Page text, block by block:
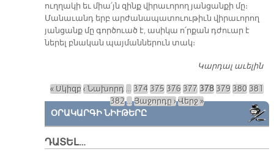
ուղղակի եւ միա՛յն զինք վիրաւորող յանցանքի մը։
Մանաւանդ երբ արժանապատուութիւն վիրաւորող
յանցանք մը գործուած է, ասիկա ո՛րքան դժուար է
ներել բնական պայմաններուն տակ։
Կարդալ աւելին
Էջեր
« Սկիզբ‹ Նախորդ … 374 375 376 377 378 379 380 381
382…Յաջորդը ›Վերջ »
ՕՐԱԿԱՐԳԻ ՆԻՒԹԵՐԸ
ԴԱՏԵԼ…